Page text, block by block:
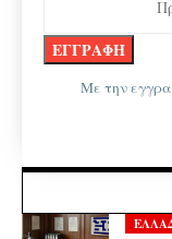
Με την